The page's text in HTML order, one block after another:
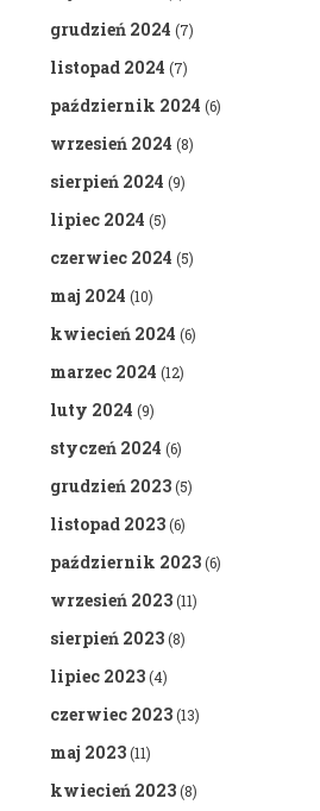
grudzień 2024 (7)
listopad 2024 (7)
październik 2024 (6)
wrzesień 2024 (8)
sierpień 2024 (9)
lipiec 2024 (5)
czerwiec 2024 (5)
maj 2024 (10)
kwiecień 2024 (6)
marzec 2024 (12)
luty 2024 (9)
styczeń 2024 (6)
grudzień 2023(5)
listopad 2023(6)
październik 2023(6)
wrzesień 2023(11)
sierpień 2023(8)
lipiec 2023(4)
czerwiec 2023(13)
maj 2023(11)
kwiecień 2023(8)